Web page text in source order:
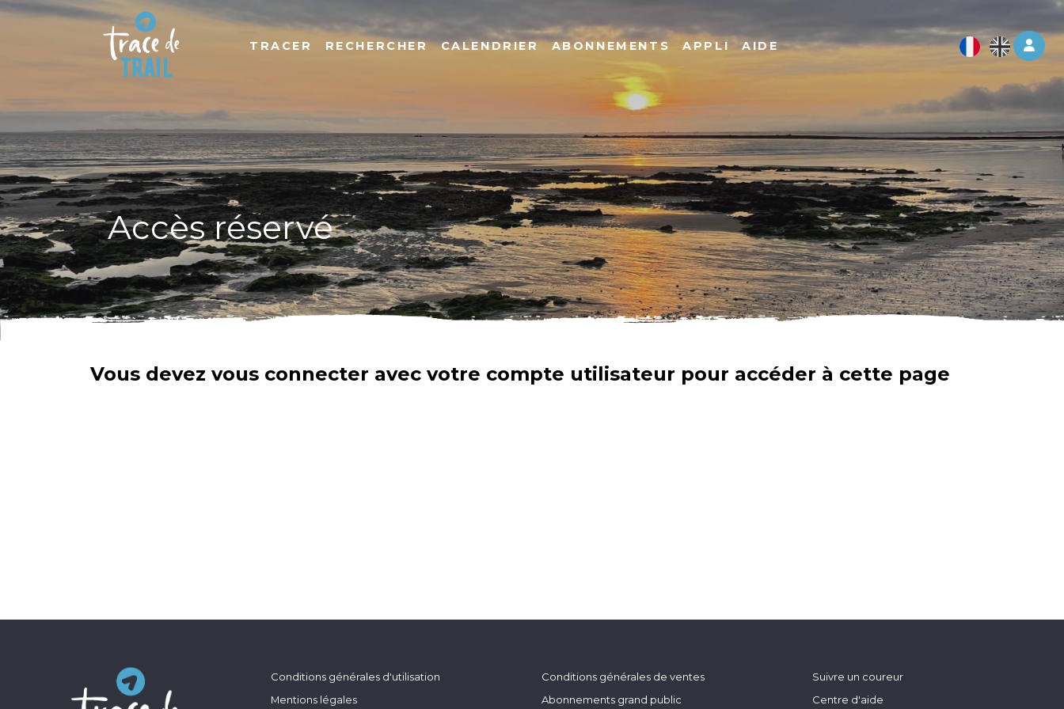
Log
TRACER RECHERCHER CALENDRIER ABONNEMENTS APPLI AIDE
Accès réservé
Vous devez vous connecter avec votre compte utilisateur pour accéder à cette page
Conditions générales d'utilisation
Mentions légales
Conditions générales de ventes
Abonnements grand public
Suivre un coureur
Centre d'aide